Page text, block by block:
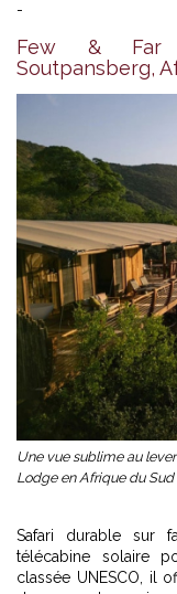
-
Few & Far
Soutpansberg,
Une vue sublime au
Lodge en Afrique du
Safari durable sur
télécabine solaire
classée UNESCO, il